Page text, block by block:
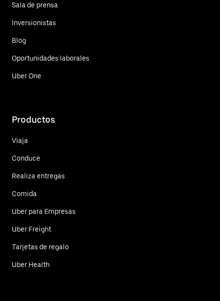
Sala de prensa
Inversionistas
Blog
Oportunidades laborales
Uber One
Productos
Viaja
Conduce
Realiza entregas
Comida
Uber para Empresas
Uber Freight
Tarjetas de regalo
Uber Health